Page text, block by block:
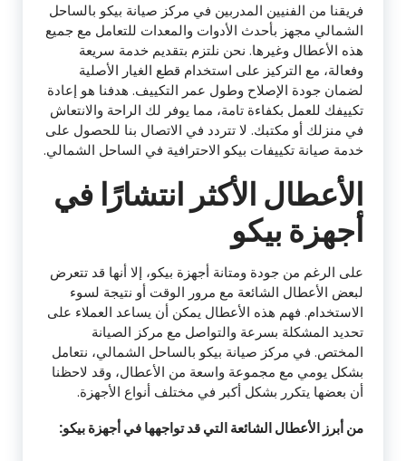
فريقنا من الفنيين المدربين في مركز صيانة بيكو بالساحل
الشمالي مجهز بأحدث الأدوات والمعدات للتعامل مع جميع
هذه الأعطال وغيرها. نحن نلتزم بتقديم خدمة سريعة
وفعالة، مع التركيز على استخدام قطع الغيار الأصلية
لضمان جودة الإصلاح وطول عمر التكييف. هدفنا هو إعادة
تكييفك للعمل بكفاءة تامة، مما يوفر لك الراحة والانتعاش
في منزلك أو مكتبك. لا تتردد في الاتصال بنا للحصول على
خدمة صيانة تكييفات بيكو الاحترافية في الساحل الشمالي.
الأعطال الأكثر انتشارًا في
أجهزة بيكو
على الرغم من جودة ومتانة أجهزة بيكو، إلا أنها قد تتعرض
لبعض الأعطال الشائعة مع مرور الوقت أو نتيجة لسوء
الاستخدام. فهم هذه الأعطال يمكن أن يساعد العملاء على
تحديد المشكلة بسرعة والتواصل مع مركز الصيانة
المختص. في مركز صيانة بيكو بالساحل الشمالي، نتعامل
بشكل يومي مع مجموعة واسعة من الأعطال، وقد لاحظنا
أن بعضها يتكرر بشكل أكبر في مختلف أنواع الأجهزة.
من أبرز الأعطال الشائعة التي قد تواجهها في أجهزة بيكو: